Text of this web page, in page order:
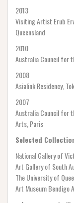
2013
Visiting Artist Erub
Queensland
2010
Australia Council for
2008
Asialink Residency,
2007
Australia Council for
Arts, Paris
Selected
National Gallery of
Art Gallery of South
The University of
Art Museum Bendigo